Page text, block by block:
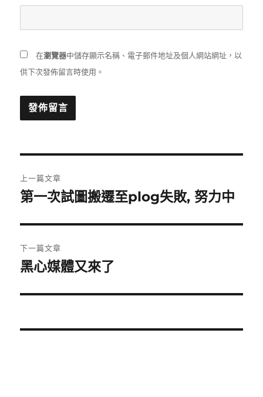
在瀏覽器中儲存顯示名稱、電子郵件地址及個人網站網址，以
供下次發佈留言時使用。
章
覽
上一篇文章
上
篇
文
章:
第一次試圖搬遷至plog失敗, 努力中
下一篇文章
下
篇
章:
黑心媒體又來了